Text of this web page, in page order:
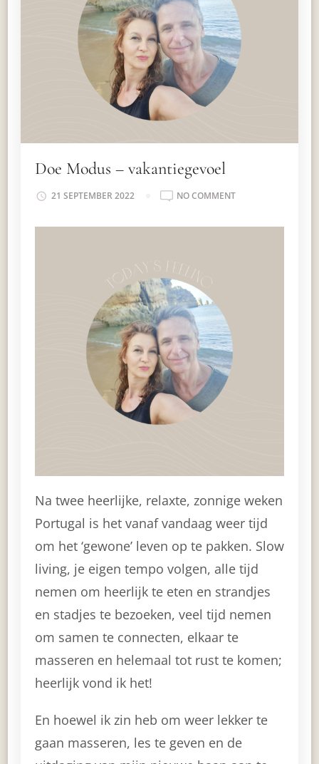
Doe Modus – vakantiegevoel
21 SEPTEMBER 2022 NO COMMENTON
MODUS
Na twee heerlijke, relaxte, zonnige weken
Portugal is het vanaf vandaag weer tijd
om het ‘gewone’ leven op te pakken. Slow
living, je eigen tempo volgen, alle tijd
nemen om heerlijk te eten en strandjes
en stadjes te bezoeken, veel tijd nemen
om samen te connecten, elkaar te
masseren en helemaal tot rust te komen;
heerlijk vond ik het!
En hoewel ik zin heb om weer lekker te
gaan masseren, les te geven en de